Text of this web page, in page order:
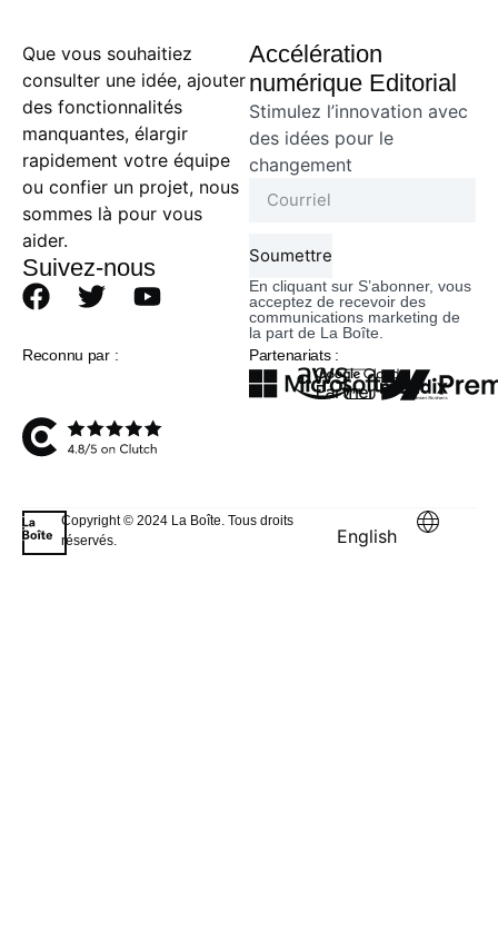
Que vous souhaitiez
consulter une idée, ajouter
des fonctionnalités
manquantes, élargir
rapidement votre équipe
ou confier un projet, nous
sommes là pour vous
aider.
Suivez-nous
Accélération
numérique Editorial
Stimulez l’innovation avec
des idées pour le
changement
Soumettre
En cliquant sur S’abonner, vous
acceptez de recevoir des
communications marketing de
la part de La Boîte.
Reconnu par :
Partenariats :
Copyright © 2024 La Boîte. Tous droits
réservés.
English